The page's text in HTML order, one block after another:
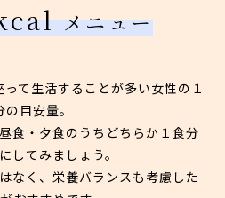
メニュー
て生活することが多い女性の１
の目安量。
食・夕食のうちどちらか１食分
してみましょう。
なく、栄養バランスも考慮した